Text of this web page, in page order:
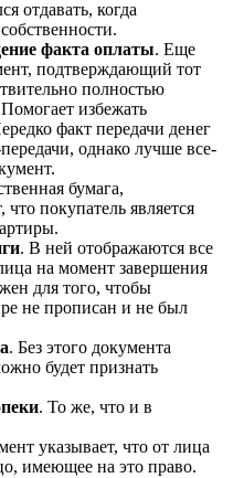
отдавать, когда
факта оплаты. Еще
подтверждающий тот
полностью
избежать
факт передачи денег
однако лучше все-
бумага,
покупатель является
. В ней отображаются все
на момент завершения
для того, чтобы
не прописан и не был
. Без этого документа
будет признать
. То же, что и в
указывает, что от лица
имеющее на это право.